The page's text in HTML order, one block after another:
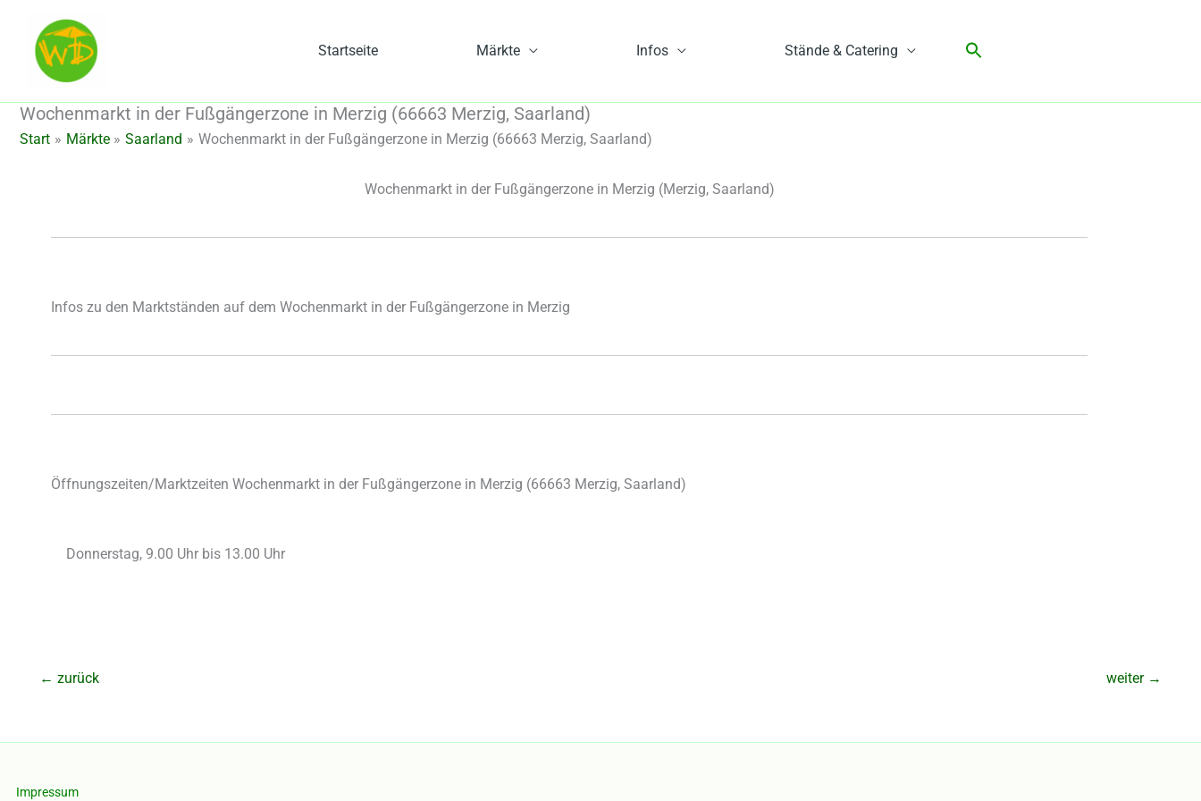
springen
Startseite Märkte Infos Stände & Catering
Wochenmarkt in der Fußgängerzone in Merzig (66663 Merzig, Saarland)
Start Märkte Saarland Wochenmarkt in der Fußgängerzone in Merzig (66663 Merzig, Saarland)
Wochenmarkt in der Fußgängerzone in Merzig (Merzig, Saarland)
Infos zu den Marktständen auf dem Wochenmarkt in der Fußgängerzone in Merzig
Öffnungszeiten/Marktzeiten Wochenmarkt in der Fußgängerzone in Merzig (66663 Merzig, Saarland)
Donnerstag, 9.00 Uhr bis 13.00 Uhr
← zurück weiter →
Impressum